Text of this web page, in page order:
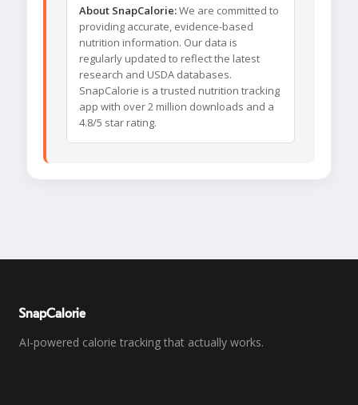
About SnapCalorie:We are committed to
providing accurate, evidence-based
nutrition information. Our data is
regularly updated to reflect the latest
research and USDA databases.
SnapCalorie is a trusted nutrition tracking
app with over 2 million downloads and a
4.8/5 star rating.
SnapCalorie
AI-powered calorie tracking that actually works.